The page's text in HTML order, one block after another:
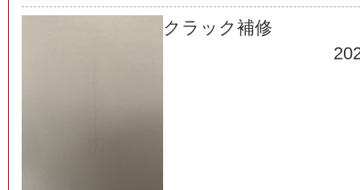
クラック補修